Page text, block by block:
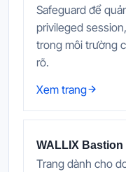
Safeguard để
privileged
trong môi trường
rõ.
Xem trang
WALLIX
Trang dành cho